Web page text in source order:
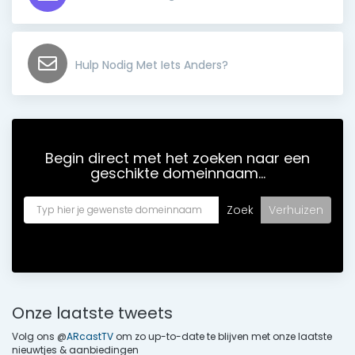
Hulp Nodig Met Iets Anders?
Begin direct met het zoeken naar een
geschikte domeinnaam...
Onze laatste tweets
Volg ons @ARcastTVom zo up-to-date te blijven met onze laatste
nieuwtjes & aanbiedingen